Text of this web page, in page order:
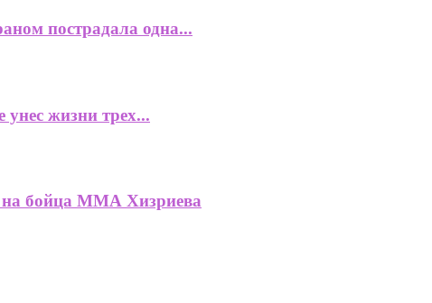
пострадала одна...
жизни трех...
на бойца ММА Хизриева